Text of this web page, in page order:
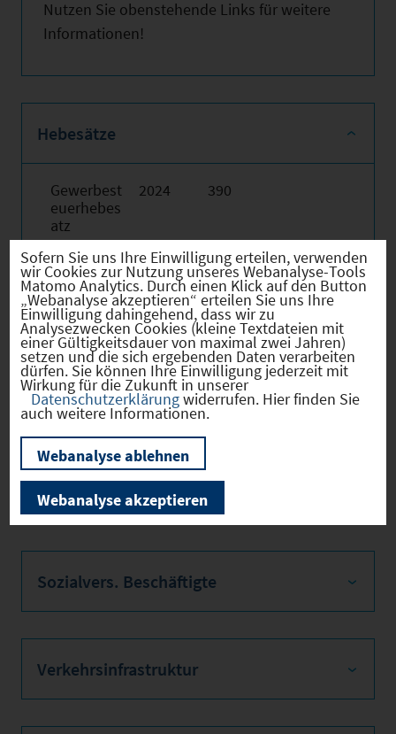
Nutzen Sie obenstehende Links für weitere
Informationen!
Hebesätze
Gewerbest
euerhebes
atz
2024 390
Hebesatz
der
Grundsteu
er B
2024 380
Firmenstandorte
Bevölkerung
Sozialvers. Beschäftigte
Verkehrsinfrastruktur
Sofern Sie uns Ihre Einwilligung erteilen, verwenden
wir Cookies zur Nutzung unseres Webanalyse-Tools
Matomo Analytics. Durch einen Klick auf den Button
„Webanalyse akzeptieren“ erteilen Sie uns Ihre
Einwilligung dahingehend, dass wir zu
Analysezwecken Cookies (kleine Textdateien mit
einer Gültigkeitsdauer von maximal zwei Jahren)
setzen und die sich ergebenden Daten verarbeiten
dürfen. Sie können Ihre Einwilligung jederzeit mit
Wirkung für die Zukunft in unserer
Datenschutzerklärungwiderrufen. Hier finden Sie
auch weitere Informationen.
Webanalyse ablehnen
Webanalyse akzeptieren